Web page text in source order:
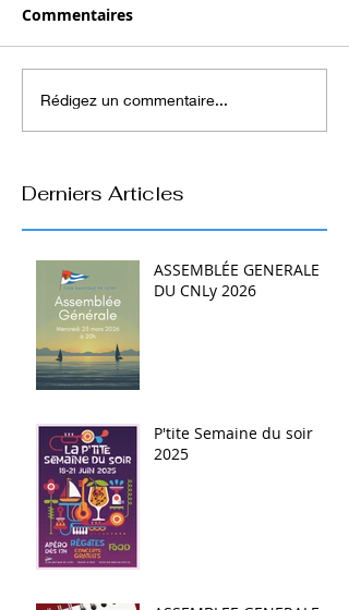
Commentaires
Rédigez un commentaire...
Derniers Articles
ASSEMBLÉE GENERALE
DU CNLy 2026
P'tite Semaine du soir
2025